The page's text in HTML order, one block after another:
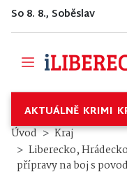
So 8. 8., Soběslav
AKTUÁLNĚ KRIMI
Úvod
Kraj
Liberecko,
přípravy na boj s